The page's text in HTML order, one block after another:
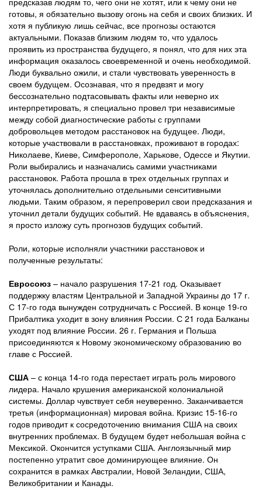
готовы, я обязательно вызову огонь на себя и своих близких. И
хотя я публикую лишь сейчас, все прогнозы остаются
актуальными. Показав близким людям то, что удалось
проявить из пространства будущего, я понял, что для них эта
информация оказалось своевременной и очень необходимой.
Люди буквально ожили, и стали чувствовать уверенность в
своем будущем. Осознавая, что я предвзят и могу
бессознательно подтасовывать факты или неверно их
интерпретировать, я специально провел три независимые
между собой диагностические работы с группами
добровольцев методом расстановок на будущее. Люди,
которые участвовали в расстановках, проживают в городах:
Николаеве, Киеве, Симферополе, Харькове, Одессе и Якутии.
Роли выбирались и назначались самими участниками
расстановок. Работа прошла в трех отдельных группах и
уточнялась дополнительно отдельными сенситивными
людьми. Таким образом, я перепроверил свои предсказания и
уточнил детали будущих событий. Не вдаваясь в объяснения,
я просто изложу суть прогнозов будущих событий.
Роли, которые исполняли участники расстановок и
полученные результаты:
Евросоюз – начало разрушения 17-21 год. Оказывает
поддержку властям Центральной и Западной Украины до 17 г.
С 17-го года вынужден сотрудничать с Россией. В конце 19-го
Прибалтика уходит в зону влияния России. С 21 года Балканы
уходят под влияние России. 26 г. Германия и Польша
присоединяются к Новому экономическому образованию во
главе с Россией.
США – с конца 14-го года перестает играть роль мирового
лидера. Начало крушения американской колониальной
системы. Доллар чувствует себя неуверенно. Заканчивается
третья (информационная) мировая война. Кризис 15-16-го
годов приводит к сосредоточению внимания США на своих
внутренних проблемах. В будущем будет небольшая война с
Мексикой. Окончится уступками США. Англоязычный мир
постепенно утратит свое доминирующее влияние. Он
сохранится в рамках Австралии, Новой Зеландии, США,
Великобритании и Канады.